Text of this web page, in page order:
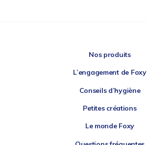
Nos produits
L’engagement de Foxy
Conseils d’hygiène
Petites créations
Le monde Foxy